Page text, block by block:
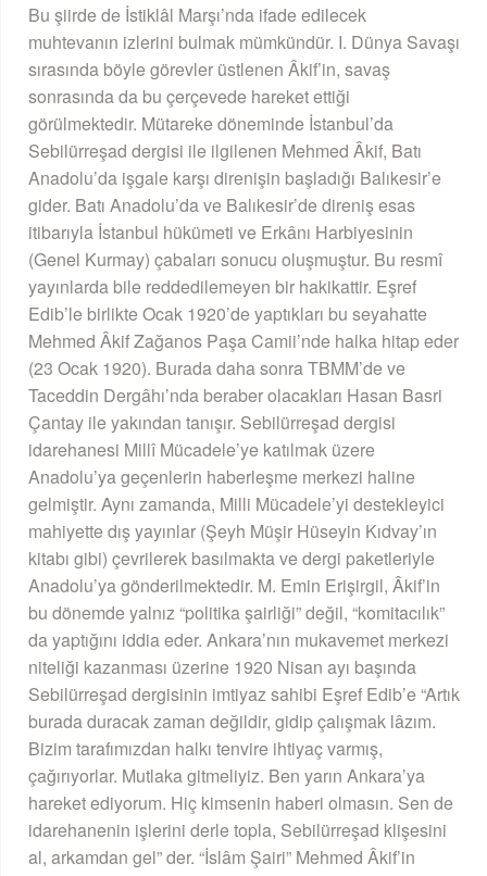
Bu şiirde de İstiklâl Marşı’nda ifade edilecek
muhtevanın izlerini bulmak mümkündür. I. Dünya Savaşı
sırasında böyle görevler üstlenen Âkif’in, savaş
sonrasında da bu çerçevede hareket ettiği
görülmektedir. Mütareke döneminde İstanbul’da
Sebilürreşad dergisi ile ilgilenen Mehmed Âkif, Batı
Anadolu’da işgale karşı direnişin başladığı Balıkesir’e
gider. Batı Anadolu’da ve Balıkesir’de direniş esas
itibarıyla İstanbul hükümeti ve Erkânı Harbiyesinin
(Genel Kurmay) çabaları sonucu oluşmuştur. Bu resmî
yayınlarda bile reddedilemeyen bir hakikattir. Eşref
Edib’le birlikte Ocak 1920’de yaptıkları bu seyahatte
Mehmed Âkif Zağanos Paşa Camii’nde halka hitap eder
(23 Ocak 1920). Burada daha sonra TBMM’de ve
Taceddin Dergâhı’nda beraber olacakları Hasan Basri
Çantay ile yakından tanışır. Sebilürreşad dergisi
idarehanesi Millî Mücadele’ye katılmak üzere
Anadolu’ya geçenlerin haberleşme merkezi haline
gelmiştir. Aynı zamanda, Milli Mücadele’yi destekleyici
mahiyette dış yayınlar (Şeyh Müşir Hüseyin Kıdvay’ın
kitabı gibi) çevrilerek basılmakta ve dergi paketleriyle
Anadolu’ya gönderilmektedir. M. Emin Erişirgil, Âkif’in
bu dönemde yalnız “politika şairliği” değil, “komitacılık”
da yaptığını iddia eder. Ankara’nın mukavemet merkezi
niteliği kazanması üzerine 1920 Nisan ayı başında
Sebilürreşad dergisinin imtiyaz sahibi Eşref Edib’e “Artık
burada duracak zaman değildir, gidip çalışmak lâzım.
Bizim tarafımızdan halkı tenvire ihtiyaç varmış,
çağırıyorlar. Mutlaka gitmeliyiz. Ben yarın Ankara’ya
hareket ediyorum. Hiç kimsenin haberi olmasın. Sen de
idarehanenin işlerini derle topla, Sebilürreşad klişesini
al, arkamdan gel” der. “İslâm Şairi” Mehmed Âkif’in